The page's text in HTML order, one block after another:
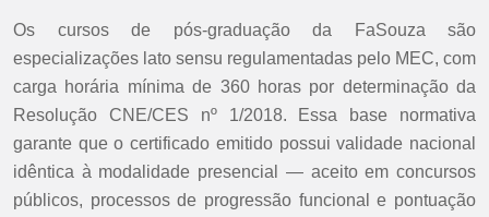
Os cursos de pós-graduação da FaSouza são
especializações lato sensu regulamentadas pelo MEC, com
carga horária mínima de 360 horas por determinação da
Resolução CNE/CES nº 1/2018. Essa base normativa
garante que o certificado emitido possui validade nacional
idêntica à modalidade presencial — aceito em concursos
públicos, processos de progressão funcional e pontuação